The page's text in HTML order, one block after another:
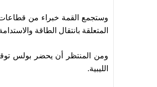
وستجمع القمة خبراء من قطاعات
المتعلقة بانتقال الطاقة
ومن المنتظر أن يحضر بولس
الليبية.